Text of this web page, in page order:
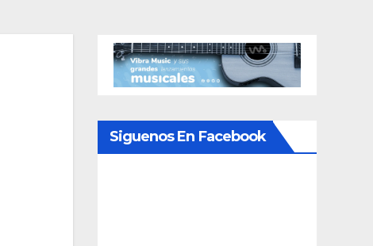
Siguenos En Facebook